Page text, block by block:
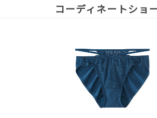
コーディネートショ